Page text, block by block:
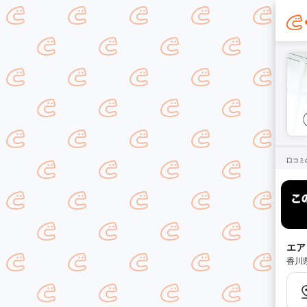
口コミ
エ
香川